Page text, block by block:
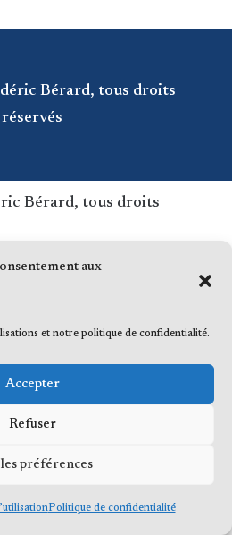
aux
et notre politique de confidentialité.
Accepter
Refuser
préférences
Politique de confidentialité
Bérard, tous droits
réservés
Bérard, tous droits